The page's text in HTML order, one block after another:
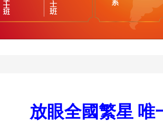
放眼全國繁星 唯